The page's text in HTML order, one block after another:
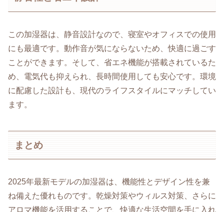
この加湿器は、静音設計なので、寝室やオフィスでの使用
にも最適です。動作音が気にならないため、快適に過ごす
ことができます。そして、省エネ機能が搭載されているた
め、電気代も抑えられ、長時間使用しても安心です。環境
に配慮した設計も、現代のライフスタイルにマッチしてい
ます。
まとめ
2025年最新モデルの加湿器は、機能性とデザイン性を兼
ね備えた優れものです。乾燥対策やウィルス対策、さらに
アロマ機能を活用することで、快適な生活空間を手に入れ